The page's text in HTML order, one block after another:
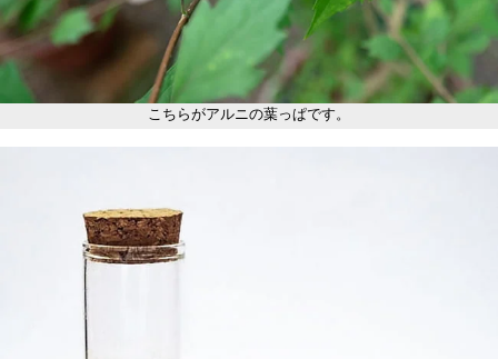
こちらがアルニの葉っぱです。